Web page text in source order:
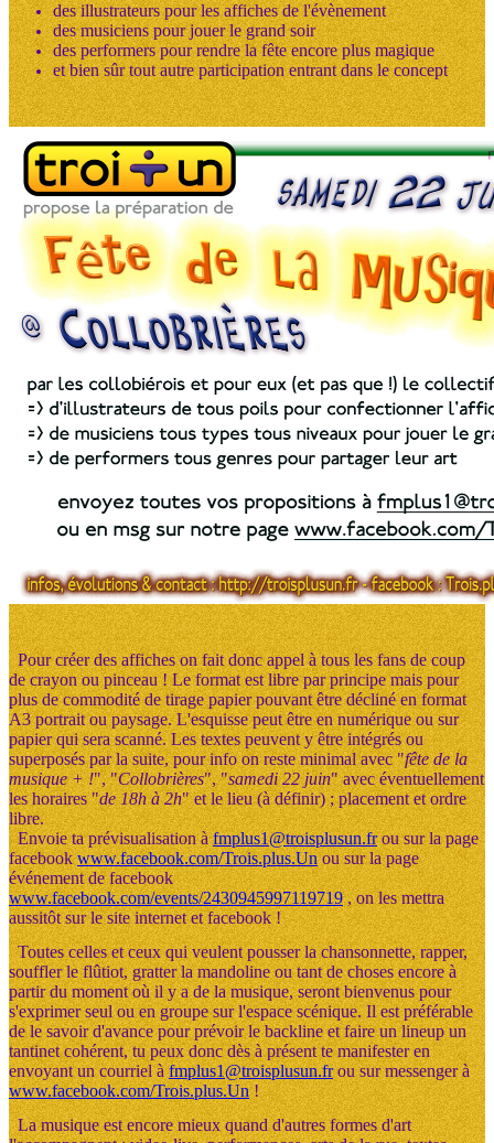
des illustrateurs pour les affiches de l'évènement
des musiciens pour jouer le grand soir
des performers pour rendre la fête encore plus magique
et bien sûr tout autre participation entrant dans le concept
Pour créer des affiches on fait donc appel à tous les fans de coup
de crayon ou pinceau ! Le format est libre par principe mais pour
plus de commodité de tirage papier pouvant être décliné en format
A3 portrait ou paysage. L'esquisse peut être en numérique ou sur
papier qui sera scanné. Les textes peuvent y être intégrés ou
superposés par la suite, pour info on reste minimal avec "fête de la
musique + !", "Collobrières", "samedi 22 juin" avec éventuellement
les horaires "de 18h à 2h" et le lieu (à définir) ; placement et ordre
libre.
Envoie ta prévisualisation àfmplus1@troisplusun.frou sur la page
facebookwww.facebook.com/Trois.plus.Unou sur la page
événement de facebook
www.facebook.com/events/2430945997119719, on les mettra
aussitôt sur le site internet et facebook !
Toutes celles et ceux qui veulent pousser la chansonnette, rapper,
souffler le flûtiot, gratter la mandoline ou tant de choses encore à
partir du moment où il y a de la musique, seront bienvenus pour
s'exprimer seul ou en groupe sur l'espace scénique. Il est préférable
de le savoir d'avance pour prévoir le backline et faire un lineup un
tantinet cohérent, tu peux donc dès à présent te manifester en
envoyant un courriel àfmplus1@troisplusun.frou sur messenger à
www.facebook.com/Trois.plus.Un!
La musique est encore mieux quand d'autres formes d'art